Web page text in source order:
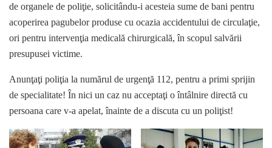
de organele de poliţie, solicitându-i acesteia sume de bani pentru
acoperirea pagubelor produse cu ocazia accidentului de circulaţie,
ori pentru intervenţia medicală chirurgicală, în scopul salvării
presupusei victime.
Anunţaţi poliţia la numărul de urgenţă 112, pentru a primi sprijin
de specialitate! În nici un caz nu acceptaţi o întâlnire directă cu
persoana care v-a apelat, înainte de a discuta cu un poliţist!